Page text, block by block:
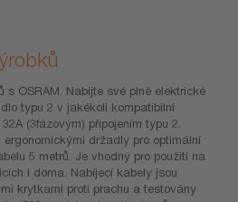
s OSRAM. Nabijte své plně elektrické
typu 2 v jakékoli kompatibilní
(3fázovým) připojením typu 2.
držadly pro optimální
5 metrů. Je vhodný pro použití na
i doma. Nabíjecí kabely jsou
krytkami proti prachu a testovány